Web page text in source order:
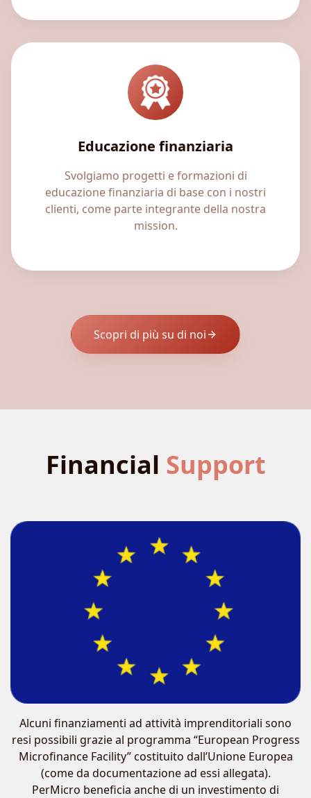
Educazione finanziaria
Svolgiamo progetti e formazioni di
educazione finanziaria di base con i nostri
clienti, come parte integrante della nostra
mission.
Scopri di più su di noi
Financial Support
Alcuni finanziamenti ad attività imprenditoriali sono
resi possibili grazie al programma “European Progress
Microfinance Facility” costituito dall’Unione Europea
(come da documentazione ad essi allegata).
PerMicro beneficia anche di un investimento di